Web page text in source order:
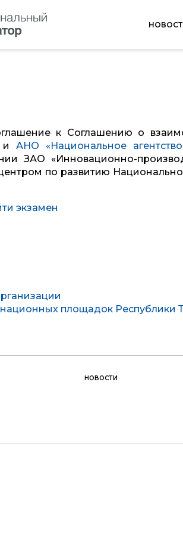
к Соглашению о
и АНО «Национальное
ЗАО «Инновационно-
по развитию
экзамен
площадок Республики
НОВОСТИ